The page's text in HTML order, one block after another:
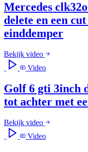
Mercedes
delete en een
einddemper
Bekijk video
Video
Golf 6 gti 3inch
tot achter met
Bekijk video
Video